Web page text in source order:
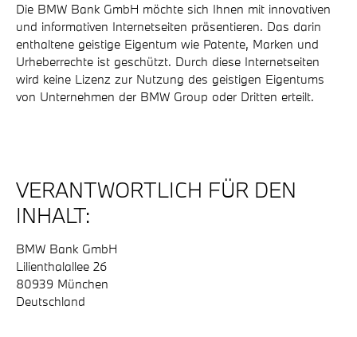
Die BMW Bank GmbH möchte sich Ihnen mit innovativen
und informativen Internetseiten präsentieren. Das darin
enthaltene geistige Eigentum wie Patente, Marken und
Urheberrechte ist geschützt. Durch diese Internetseiten
wird keine Lizenz zur Nutzung des geistigen Eigentums
von Unternehmen der BMW Group oder Dritten erteilt.
VERANTWORTLICH FÜR DEN
INHALT:
BMW Bank GmbH
Lilienthalallee 26
80939 München
Deutschland